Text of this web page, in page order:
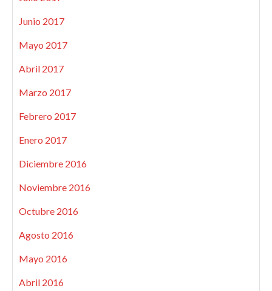
Junio 2017
Mayo 2017
Abril 2017
Marzo 2017
Febrero 2017
Enero 2017
Diciembre 2016
Noviembre 2016
Octubre 2016
Agosto 2016
Mayo 2016
Abril 2016